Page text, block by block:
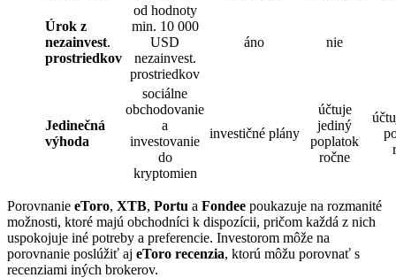
Úrok z
nezainvest.
prostriedkov
od hodnoty
min. 10 000
USD
nezainvest.
prostriedkov
áno nie
Jedinečná
výhoda
sociálne
obchodovanie
a
investovanie
do
kryptomien
investičné plány
účtuje
jediný
poplatok
ročne
Porovnanie eToro, XTB, Portu a Fondee poukazuje na rozmanité
možnosti, ktoré majú obchodníci k dispozícii, pričom každá z nich
uspokojuje iné potreby a preferencie. Investorom môže na
porovnanie poslúžiť aj eToro recenzia, ktorú môžu porovnať s
recenziami iných brokerov.